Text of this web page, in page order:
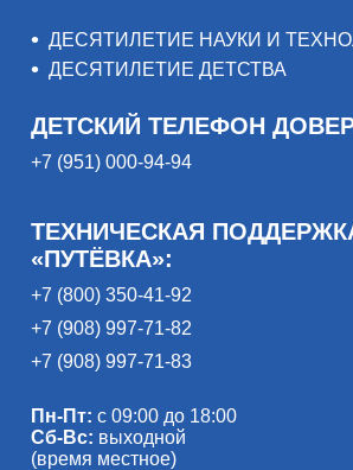
ДЕСЯТИЛЕТИЕ НАУКИ И
ДЕСЯТИЛЕТИЕ ДЕТСТВА
ДЕТСКИЙ ТЕЛЕФОН
+7 (951) 000-94-94
ТЕХНИЧЕСКАЯ
«ПУТЁВКА»:
+7 (800) 350-41-92
+7 (908) 997-71-82
+7 (908) 997-71-83
Пн-Пт: с 09:00 до 18:00
Сб-Вс: выходной
(время местное)